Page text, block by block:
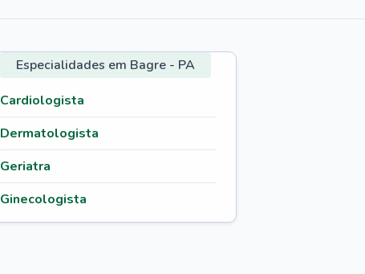
Especialidades em Bagre - PA
Cardiologista
Dermatologista
Geriatra
Ginecologista